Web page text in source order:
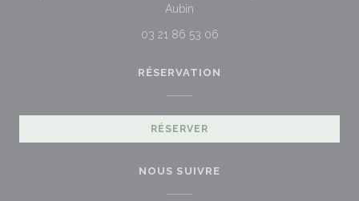
Aubin
03 21 86 53 06
RÉSERVATION
RÉSERVER
NOUS SUIVRE